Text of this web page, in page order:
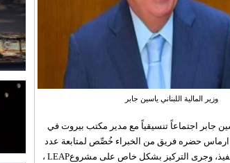
وزير المالية اللبناني ياسين جابر
جابر اجتماعاً تنسيقياً مع مدير مكتب بيروت في
ارماس حضره فريق من الخبراء خُصِّص لمتابعة عدد
من المشاريع قيد التنفيذ، وجرى التركيز بشكل خاص على مشروعLEAP ،